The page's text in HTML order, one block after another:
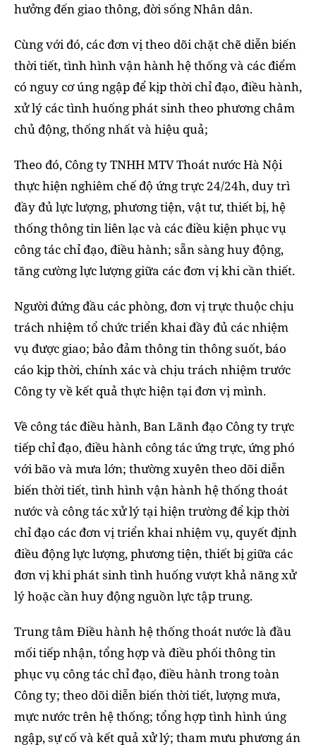
hưởng đến giao thông, đời sống Nhân dân.
Cùng với đó, các đơn vị theo dõi chặt chẽ diễn biến
thời tiết, tình hình vận hành hệ thống và các điểm
có nguy cơ úng ngập để kịp thời chỉ đạo, điều hành,
xử lý các tình huống phát sinh theo phương châm
chủ động, thống nhất và hiệu quả;
Theo đó, Công ty TNHH MTV Thoát nước Hà Nội
thực hiện nghiêm chế độ ứng trực 24/24h, duy trì
đầy đủ lực lượng, phương tiện, vật tư, thiết bị, hệ
thống thông tin liên lạc và các điều kiện phục vụ
công tác chỉ đạo, điều hành; sẵn sàng huy động,
tăng cường lực lượng giữa các đơn vị khi cần thiết.
Người đứng đầu các phòng, đơn vị trực thuộc chịu
trách nhiệm tổ chức triển khai đầy đủ các nhiệm
vụ được giao; bảo đảm thông tin thông suốt, báo
cáo kịp thời, chính xác và chịu trách nhiệm trước
Công ty về kết quả thực hiện tại đơn vị mình.
Về công tác điều hành, Ban Lãnh đạo Công ty trực
tiếp chỉ đạo, điều hành công tác ứng trực, ứng phó
với bão và mưa lớn; thường xuyên theo dõi diễn
biến thời tiết, tình hình vận hành hệ thống thoát
nước và công tác xử lý tại hiện trường để kịp thời
chỉ đạo các đơn vị triển khai nhiệm vụ, quyết định
điều động lực lượng, phương tiện, thiết bị giữa các
đơn vị khi phát sinh tình huống vượt khả năng xử
lý hoặc cần huy động nguồn lực tập trung.
Trung tâm Điều hành hệ thống thoát nước là đầu
mối tiếp nhận, tổng hợp và điều phối thông tin
phục vụ công tác chỉ đạo, điều hành trong toàn
Công ty; theo dõi diễn biến thời tiết, lượng mưa,
mực nước trên hệ thống; tổng hợp tình hình úng
ngập, sự cố và kết quả xử lý; tham mưu phương án